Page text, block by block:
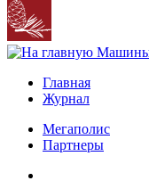
Главная
Журнал
Мегаполис
Партнеры